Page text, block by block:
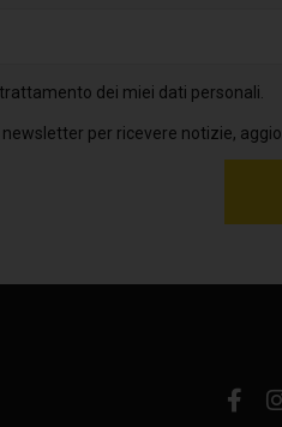
dei miei dati personali.
per ricevere notizie,